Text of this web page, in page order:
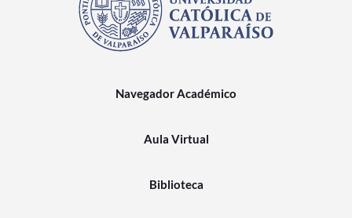
Navegador Académico
Aula Virtual
Biblioteca